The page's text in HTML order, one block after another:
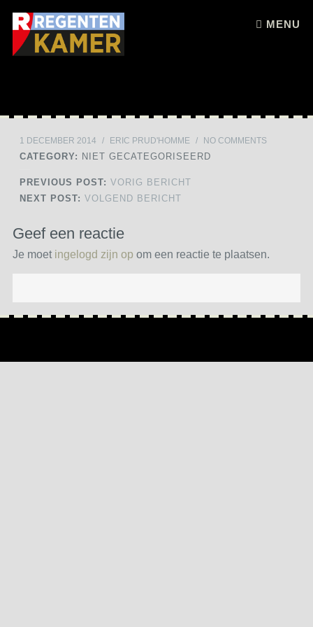
MENU
Skip to content
1 DECEMBER 2014 / ERIC PRUD'HOMME / NO COMMENTS
CATEGORY: NIET GECATEGORISEERD
PREVIOUS POST: VORIG BERICHT
NEXT POST: VOLGEND BERICHT
Geef een reactie
Je moet ingelogd zijn op om een reactie te plaatsen.